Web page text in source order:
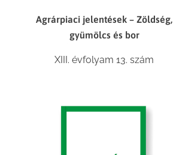
Agrárpiaci jelentések – Zöldség,
gyümölcs és bor
XIII. évfolyam 13. szám